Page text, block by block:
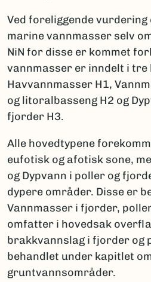
Ved foreliggende
marine vannmasser selv
NiN for disse er kommet
vannmasser er inndelt i tre
Havvannmasser H1,
og litoralbasseng H2 og
fjorder H3.
Alle hovedtypene
eufotisk og afotisk sone,
og Dypvann i poller og
dypere områder. Disse er
Vannmasser i fjorder,
omfatter i hovedsak
brakkvannslag i fjorder og
behandlet under kapitlet
gruntvannsområder.